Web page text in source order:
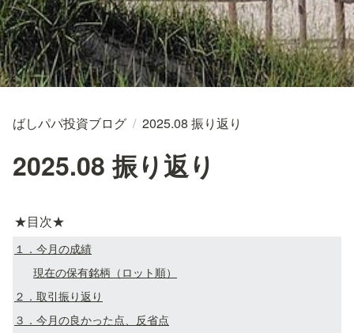
ばしパパ投資ブログ / 2025.08 振り返り
2025.08 振り返り
★目次★
１．今月の成績
現在の保有銘柄（ロット順）
２．取引振り返り
３．今月の良かった点、反省点